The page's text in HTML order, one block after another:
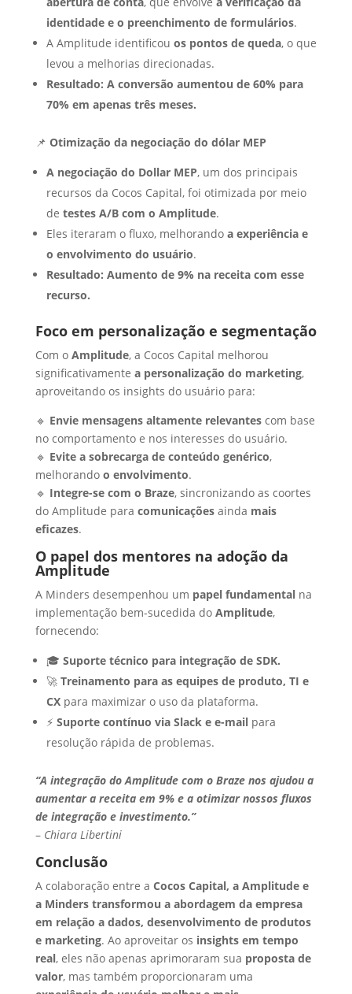
identidade e o preenchimento de formulários.
A Amplitude identificou os pontos de queda, o que
levou a melhorias direcionadas.
Resultado: A conversão aumentou de 60% para
70% em apenas três meses.
📌 Otimização da negociação do dólar MEP
A negociação do Dollar MEP, um dos principais
recursos da Cocos Capital, foi otimizada por meio
de testes A/B com o Amplitude.
Eles iteraram o fluxo, melhorando a experiência e
o envolvimento do usuário.
Resultado: Aumento de 9% na receita com esse
recurso.
Foco em personalização e segmentação
Com o Amplitude, a Cocos Capital melhorou
significativamente a personalização do marketing,
aproveitando os insights do usuário para:
🔹 Envie mensagens altamente relevantescom base
no comportamento e nos interesses do usuário.
🔹 Evite a sobrecarga de conteúdo genérico,
melhorando o envolvimento.
🔹 Integre-se com o Braze, sincronizando as coortes
do Amplitude para comunicaçõesainda mais
eficazes.
O papel dos mentores na adoção da
Amplitude
A Minders desempenhou um papel fundamentalna
implementação bem-sucedida do Amplitude,
fornecendo:
🎓 Suporte técnico para integração de SDK.
🚀 Treinamento para as equipes de produto, TI e
CXpara maximizar o uso da plataforma.
⚡ Suporte contínuo via Slack e e-mailpara
resolução rápida de problemas.
“A integração do Amplitude com o Braze nos ajudou a
aumentar a receita em 9% e a otimizar nossos fluxos
de integração e investimento.”
– Chiara Libertini
Conclusão
A colaboração entre a Cocos Capital, a Amplitude e
a Minders transformou a abordagem da empresa
em relação a dados, desenvolvimento de produtos
e marketing. Ao aproveitar os insights em tempo
real, eles não apenas aprimoraram sua proposta de
valor, mas também proporcionaram uma